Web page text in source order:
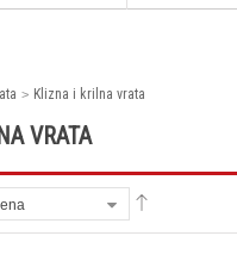
Klizna i krilna vrata
VRATA